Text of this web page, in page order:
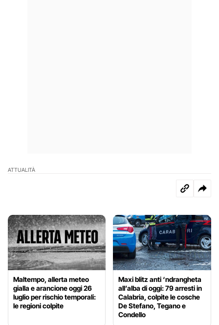
ATTUALITÀ
Maltempo, allerta meteo
gialla e arancione oggi 26
luglio per rischio temporali:
le regioni colpite
Maxi blitz anti ‘ndrangheta
all’alba di oggi: 79 arresti in
Calabria, colpite le cosche
De Stefano, Tegano e
Condello